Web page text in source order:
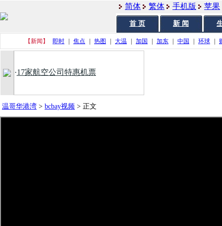
简体 繁体 手机版 苹果
首 页 新 闻
【新闻】 即时 焦点 热图 大温 加国 加东 中国 环球
·17家航空公司特惠机票
温哥华港湾 > bcbay视频 > 正文